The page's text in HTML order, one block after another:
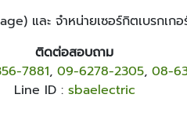
และ จำหน่ายเซอร์กิตเบรกเ
ติดต่อสอบถาม
7881, 09-6278-2305, 08-
Line ID : sbaelectric